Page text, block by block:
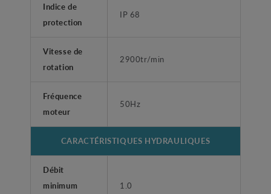
Indice de
protection
IP 68
Vitesse de
rotation
2900tr/min
Fréquence
moteur
50Hz
CARACTÉRISTIQUES HYDRAULIQUES
Débit
minimum
1.0